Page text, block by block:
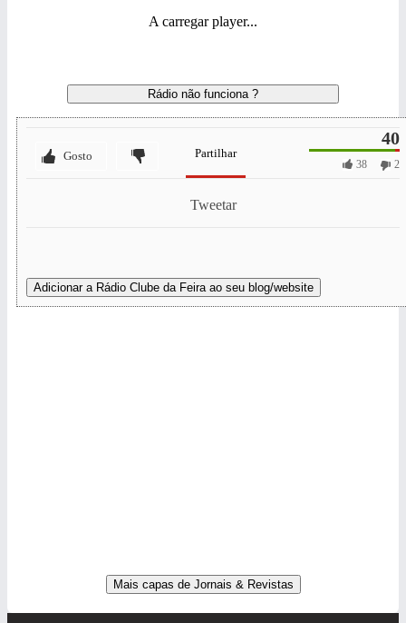
A carregar player...
Rádio não funciona ?
Gosto Partilhar
40
2
38
Tweetar
Adicionar a Rádio Clube da Feira ao seu blog/website
Mais capas de Jornais & Revistas